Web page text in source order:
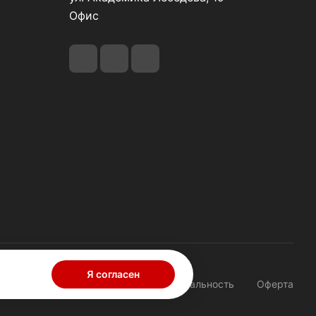
Офис
Конфиденциальность Оферта
Я согласен